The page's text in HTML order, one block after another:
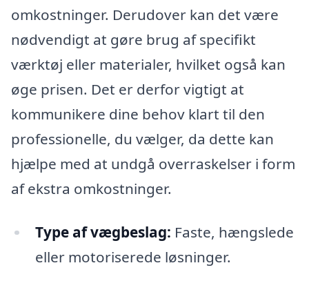
omkostninger. Derudover kan det være
nødvendigt at gøre brug af specifikt
værktøj eller materialer, hvilket også kan
øge prisen. Det er derfor vigtigt at
kommunikere dine behov klart til den
professionelle, du vælger, da dette kan
hjælpe med at undgå overraskelser i form
af ekstra omkostninger.
Type af vægbeslag: Faste, hængslede
eller motoriserede løsninger.